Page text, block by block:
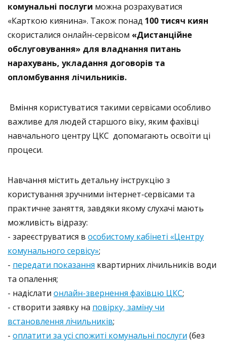
комунальні послуги можна розрахуватися
«Карткою киянина». Також понад 100 тисяч киян
скористалися онлайн-сервісом «Дистанційне
обслуговування» для владнання питань
нарахувань, укладання договорів та
опломбування лічильників.
Вміння користуватися такими сервісами особливо
важливе для людей старшого віку, яким фахівці
навчального центру ЦКС допомагають освоїти ці
процеси.
Навчання містить детальну інструкцію з
користування зручними інтернет-сервісами та
практичне заняття, завдяки якому слухачі мають
можливість відразу:
- зареєструватися в особистому кабінеті «Центру
комунального сервісу»;
- передати показання квартирних лічильників води
та опалення;
- надіслати онлайн-звернення фахівцю ЦКС;
- створити заявку на повірку, заміну чи
встановлення лічильників;
- оплатити за усі спожиті комунальні послуги (без